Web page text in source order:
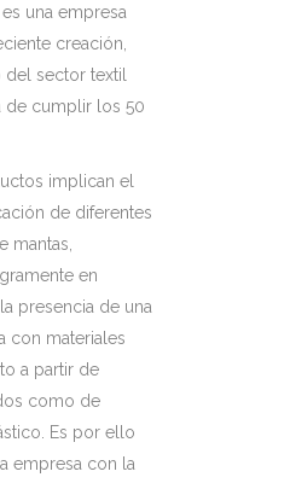
una empresa
creación,
del sector textil
de cumplir los 50
implican el
de diferentes
mantas,
en
presencia de una
con materiales
a partir de
como de
Es por ello
empresa con la